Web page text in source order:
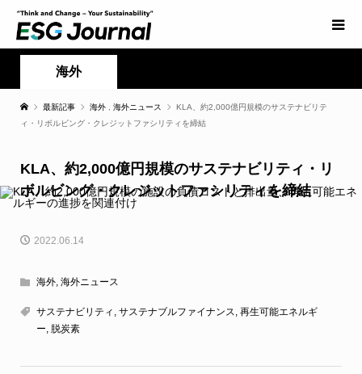
海外
最新記事 海外 海外ニュース
KLA、約2,000億円規模のサステナビリテ
ィ・リボルビング・クレジットファシリティを締結
KLA、約2,000億円規模のサステナビリティ・リ
ボルビング・クレジットファシリティを締結
2022.06.14
海外, 海外ニュース
サステナビリティ , サステナブルファイナンス, 再生可能エネルギ
ー, 脱炭素